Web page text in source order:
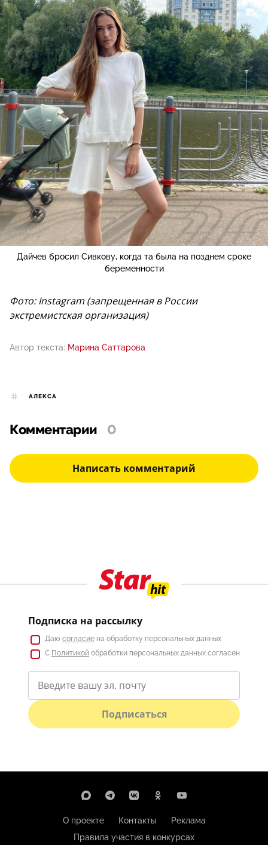
Дайчев бросил Сивкову, когда та была на позднем сроке
беременности
Фото: Instagram (запрещенная в России
экстремистская организация)
Автор текста: Марина Саттарова
АЛЕКСА
Комментарии 0
Написать комментарий
Подписка на рассылку
Даю согласие на обработку персональных данных
С Политикой обработки персональных данных согласен
Подписаться
О проекте Контакты
Реклама
Правила участия в конкурсах